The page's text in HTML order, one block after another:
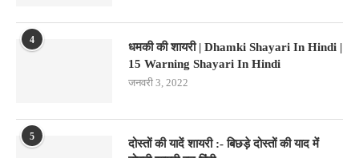
4
धमकी की शायरी | Dhamki Shayari In Hindi |
15 Warning Shayari In Hindi
जनवरी 3, 2022
5
दोस्तों की यादें शायरी :- बिछड़े दोस्तों की याद में